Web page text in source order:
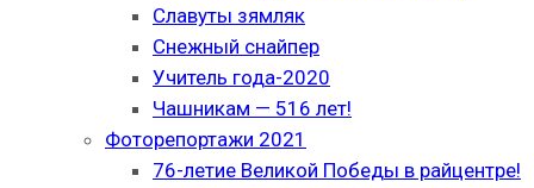
Славуты зямляк
Снежный снайпер
Учитель года-2020
Чашникам — 516 лет!
Фоторепортажи 2021
76-летие Великой Победы в райцентре!